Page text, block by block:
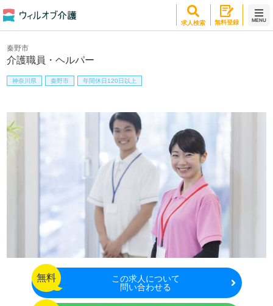
求人検索 無料登録 MENU
介護職員・ヘルパー
秦野市
神奈川県 秦野市 年間休日120日以上
無料 この求人について
問い合わせる